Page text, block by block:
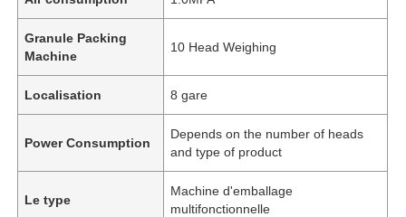
Granule Packing
Machine
10 Head Weighing
Localisation 8 gare
Power Consumption
Depends on the number of heads
and type of product
Le type
Machine d'emballage
multifonctionnelle